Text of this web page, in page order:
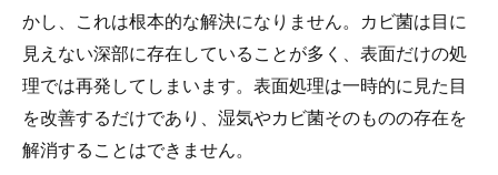
かし、これは根本的な解決になりません。カビ菌は目に
見えない深部に存在していることが多く、表面だけの処
理では再発してしまいます。表面処理は一時的に見た目
を改善するだけであり、湿気やカビ菌そのものの存在を
解消することはできません。